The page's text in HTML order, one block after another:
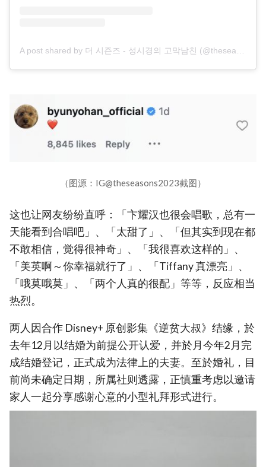
（图源：IG@theseasons2023截图）
这也让网友纷纷直呼：「卞耀汉也很会唱歌，总有一
天能看到合唱吧」、「太甜了」、「但其实到现在都
不敢相信，觉得很神奇」、「我很喜欢这样的」、
「美英啊～你幸福就行了」、「Tiffany 真漂亮」、
「哦莫哦莫」、「两个人真的很配」等等，反应相当
热烈。
两人因合作 Disney+ 原创影集《逆贫大叔》结缘，於
去年12月以结婚为前提公开认爱，并於月今年2月完
成结婚登记，正式成为法律上的夫妻。至於婚礼，目
前尚未确定日期，所属社则透露，正慎重考虑以邀请
家人一起分享感谢心意的小型礼拜形式进行。